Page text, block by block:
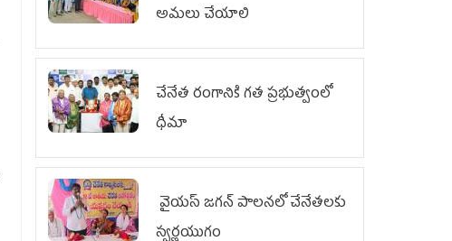
అమలు చేయాలి
చేనేత రంగానికి గత ప్రభుత్వంలో
ధీమా
వైయ‌స్ జగన్ పాలనలో చేనేతలకు
స్వర్ణయుగం